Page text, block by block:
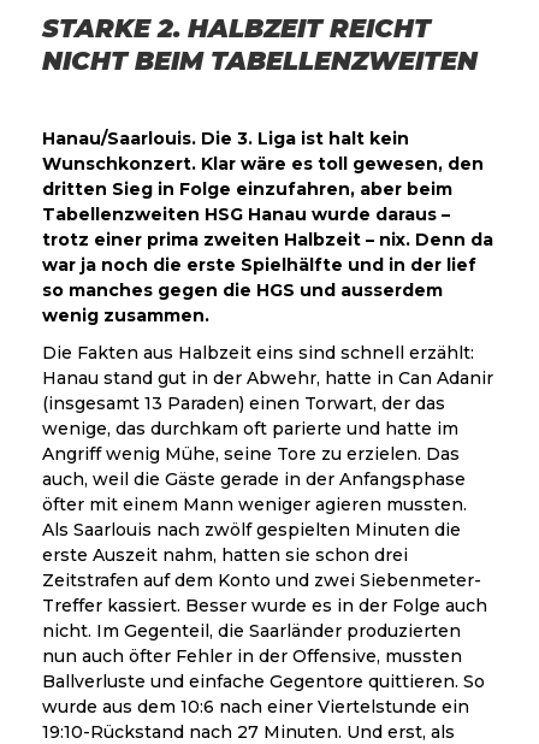
STARKE 2. HALBZEIT REICHT
NICHT BEIM TABELLENZWEITEN
Hanau/Saarlouis. Die 3. Liga ist halt kein
Wunschkonzert. Klar wäre es toll gewesen, den
dritten Sieg in Folge einzufahren, aber beim
Tabellenzweiten HSG Hanau wurde daraus –
trotz einer prima zweiten Halbzeit – nix. Denn da
war ja noch die erste Spielhälfte und in der lief
so manches gegen die HGS und ausserdem
wenig zusammen.
Die Fakten aus Halbzeit eins sind schnell erzählt:
Hanau stand gut in der Abwehr, hatte in Can Adanir
(insgesamt 13 Paraden) einen Torwart, der das
wenige, das durchkam oft parierte und hatte im
Angriff wenig Mühe, seine Tore zu erzielen. Das
auch, weil die Gäste gerade in der Anfangsphase
öfter mit einem Mann weniger agieren mussten.
Als Saarlouis nach zwölf gespielten Minuten die
erste Auszeit nahm, hatten sie schon drei
Zeitstrafen auf dem Konto und zwei Siebenmeter-
Treffer kassiert. Besser wurde es in der Folge auch
nicht. Im Gegenteil, die Saarländer produzierten
nun auch öfter Fehler in der Offensive, mussten
Ballverluste und einfache Gegentore quittieren. So
wurde aus dem 10:6 nach einer Viertelstunde ein
19:10-Rückstand nach 27 Minuten. Und erst, als